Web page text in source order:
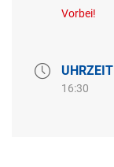
Vorbei!
UHRZEIT
16:30